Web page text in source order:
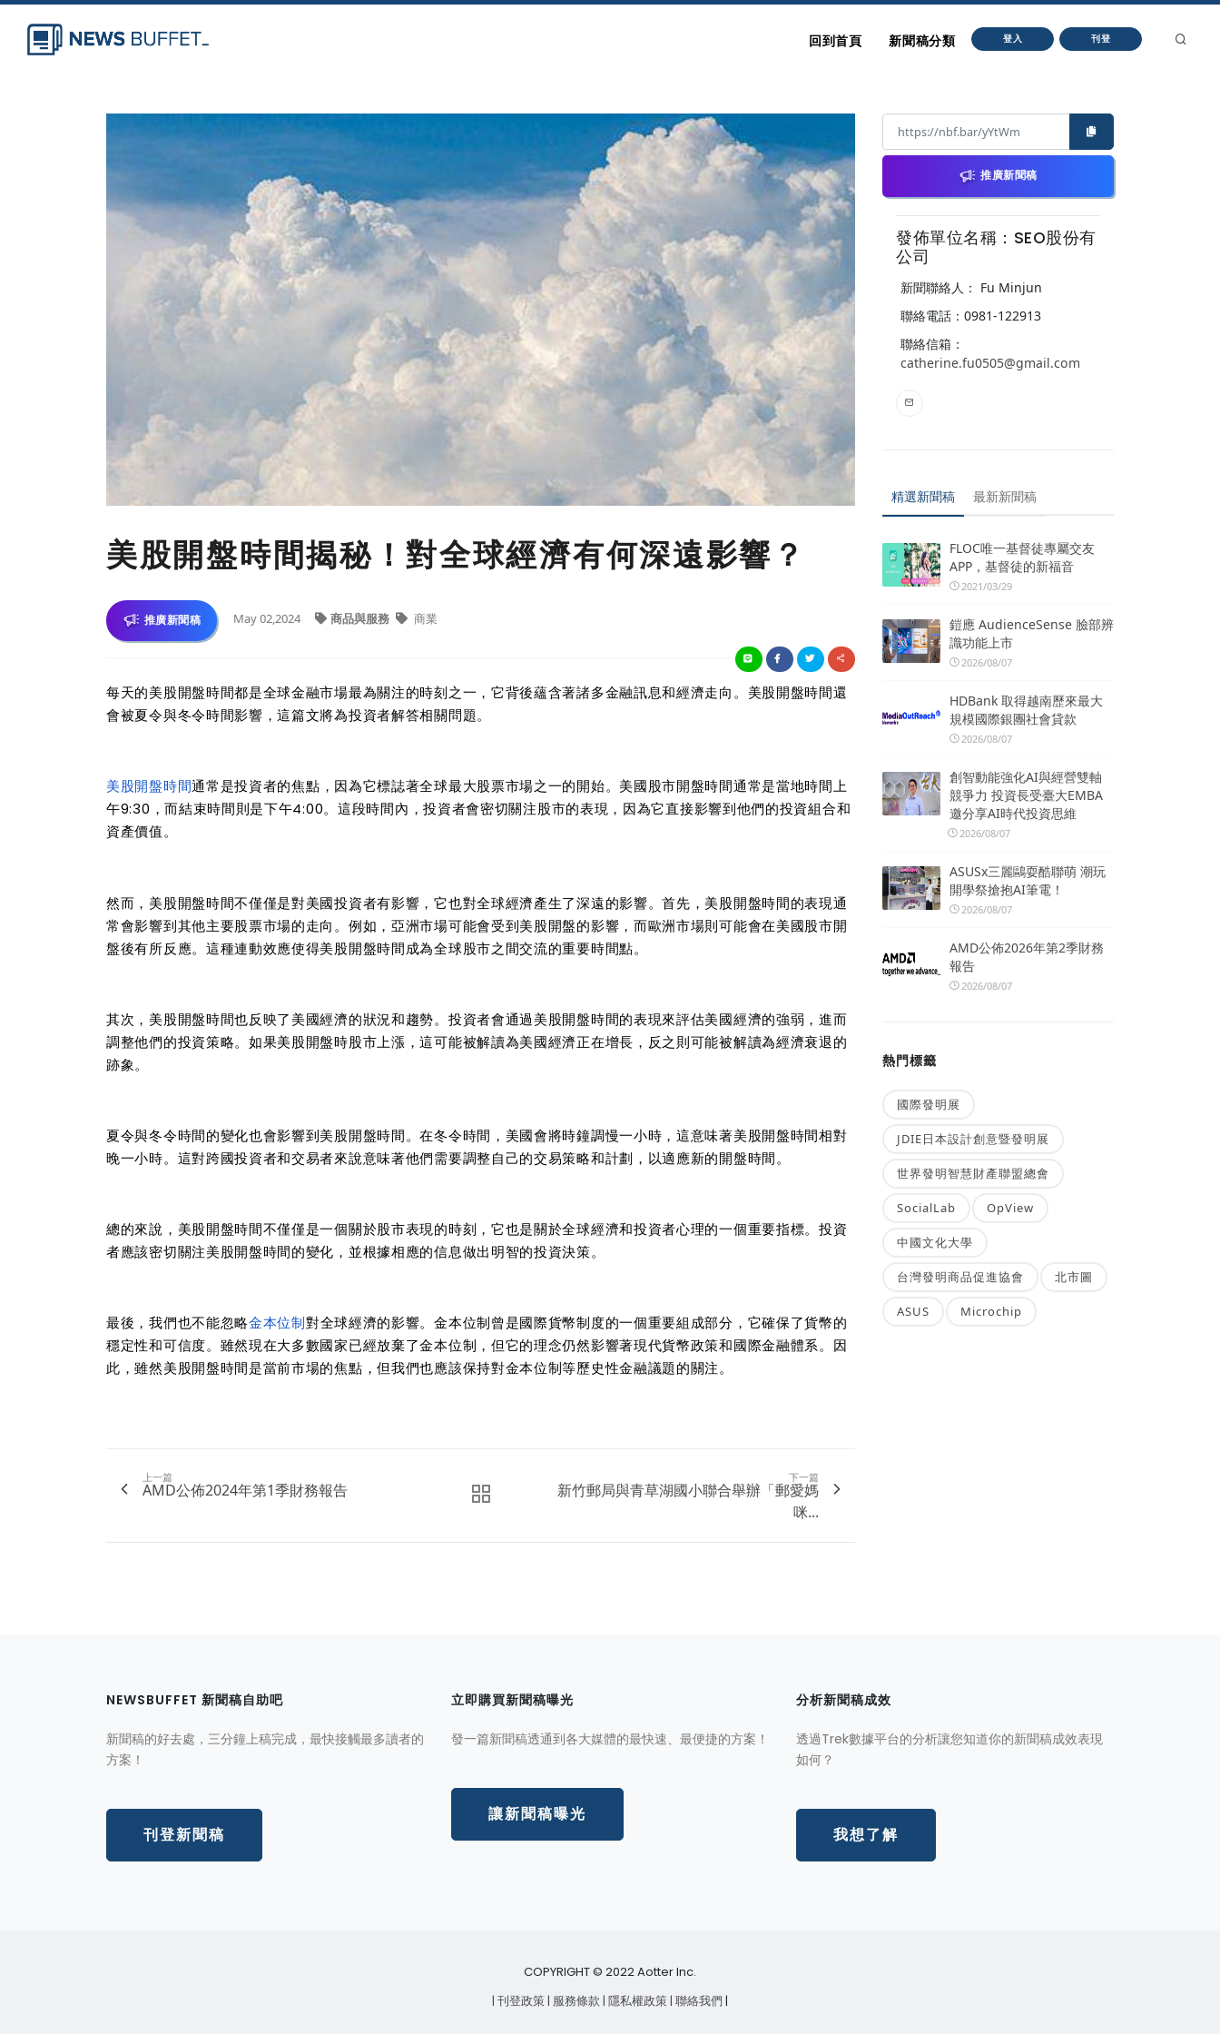
回到首頁 新聞稿分類 登入 刊登
美股開盤時間揭秘！對全球經濟有何深遠影響？
推廣新聞稿 May 02,2024 商品與服務 商業
每天的美股開盤時間都是全球金融市場最為關注的時刻之一，它背後蘊含著諸多金融訊息和經濟走向。美股開盤時間還
會被夏令與冬令時間影響，這篇文將為投資者解答相關問題。
美股開盤時間通常是投資者的焦點，因為它標誌著全球最大股票市場之一的開始。美國股市開盤時間通常是當地時間上
午9:30，而結束時間則是下午4:00。這段時間內，投資者會密切關注股市的表現，因為它直接影響到他們的投資組合和
資產價值。
然而，美股開盤時間不僅僅是對美國投資者有影響，它也對全球經濟產生了深遠的影響。首先，美股開盤時間的表現通
常會影響到其他主要股票市場的走向。例如，亞洲市場可能會受到美股開盤的影響，而歐洲市場則可能會在美國股市開
盤後有所反應。這種連動效應使得美股開盤時間成為全球股市之間交流的重要時間點。
其次，美股開盤時間也反映了美國經濟的狀況和趨勢。投資者會通過美股開盤時間的表現來評估美國經濟的強弱，進而
調整他們的投資策略。如果美股開盤時股市上漲，這可能被解讀為美國經濟正在增長，反之則可能被解讀為經濟衰退的
跡象。
夏令與冬令時間的變化也會影響到美股開盤時間。在冬令時間，美國會將時鐘調慢一小時，這意味著美股開盤時間相對
晚一小時。這對跨國投資者和交易者來說意味著他們需要調整自己的交易策略和計劃，以適應新的開盤時間。
總的來說，美股開盤時間不僅僅是一個關於股市表現的時刻，它也是關於全球經濟和投資者心理的一個重要指標。投資
者應該密切關注美股開盤時間的變化，並根據相應的信息做出明智的投資決策。
最後，我們也不能忽略金本位制對全球經濟的影響。金本位制曾是國際貨幣制度的一個重要組成部分，它確保了貨幣的
穩定性和可信度。雖然現在大多數國家已經放棄了金本位制，但它的理念仍然影響著現代貨幣政策和國際金融體系。因
此，雖然美股開盤時間是當前市場的焦點，但我們也應該保持對金本位制等歷史性金融議題的關注。
上一篇
AMD公佈2024年第1季財務報告
下一篇
新竹郵局與青草湖國小聯合舉辦「郵愛媽
咪...
推廣新聞稿
發佈單位名稱：SEO股份有
公司
新聞聯絡人： Fu Minjun
聯絡電話：0981-122913
聯絡信箱：
catherine.fu0505@gmail.com
精選新聞稿 最新新聞稿
FLOC唯一基督徒專屬交友
APP，基督徒的新福音
2021/03/29
鎧應 AudienceSense 臉部辨
識功能上市
2026/08/07
HDBank 取得越南歷來最大
規模國際銀團社會貸款
2026/08/07
創智動能強化AI與經營雙軸
競爭力 投資長受臺大EMBA
邀分享AI時代投資思維
2026/08/07
ASUSx三麗鷗耍酷聯萌 潮玩
開學祭搶抱AI筆電！
2026/08/07
AMD公佈2026年第2季財務
報告
2026/08/07
熱門標籤
國際發明展
JDIE日本設計創意暨發明展
世界發明智慧財產聯盟總會
SocialLab OpView
中國文化大學
台灣發明商品促進協會 北市圖
ASUS Microchip
NEWSBUFFET 新聞稿自助吧
新聞稿的好去處，三分鐘上稿完成，最快接觸最多讀者的
方案！
刊登新聞稿
立即購買新聞稿曝光
發一篇新聞稿透通到各大媒體的最快速、最便捷的方案！
讓新聞稿曝光
分析新聞稿成效
透過Trek數據平台的分析讓您知道你的新聞稿成效表現
如何？
我想了解
COPYRIGHT © 2022 Aotter Inc.
| 刊登政策| 服務條款 | 隱私權政策| 聯絡我們 |